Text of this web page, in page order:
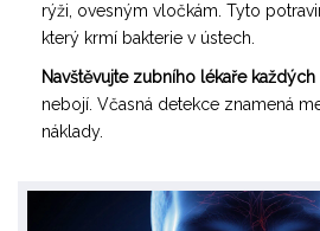
rýži, ovesným vločkám. Tyto
který krmí bakterie v ústech.
Navštěvujte zubního lékaře
nebojí. Včasná detekce znamená
náklady.